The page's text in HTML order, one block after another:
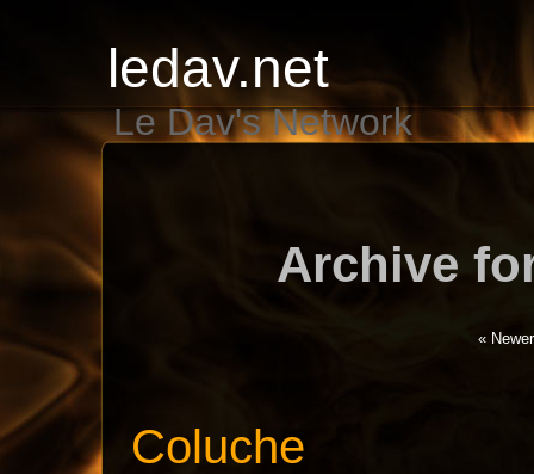
ledav.net
Le Dav's Network
Archive
«
Coluche